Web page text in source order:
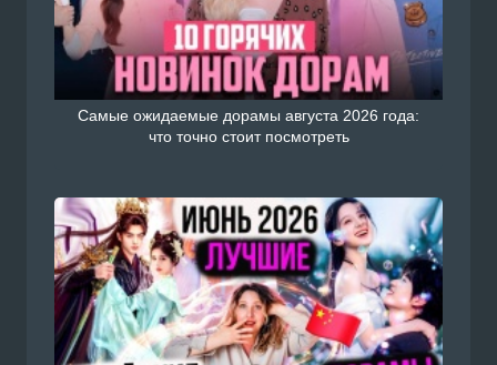
Самые ожидаемые дорамы августа 2026 года:
что точно стоит посмотреть